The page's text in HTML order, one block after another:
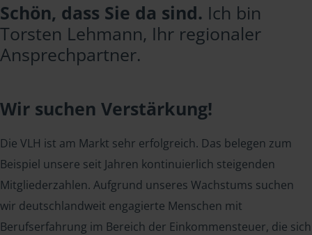
Schön, dass Sie da sind. Ich bin
Torsten Lehmann, Ihr regionaler
Ansprechpartner.
Wir suchen Verstärkung!
Die VLH ist am Markt sehr erfolgreich. Das belegen zum
Beispiel unsere seit Jahren kontinuierlich steigenden
Mitgliederzahlen. Aufgrund unseres Wachstums suchen
wir deutschlandweit engagierte Menschen mit
Berufserfahrung im Bereich der Einkommensteuer, die sich